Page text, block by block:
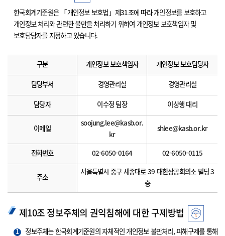
한국회계기준원은 「개인정보 보호법」제31조에 따라 개인정보를 보호하고
개인정보 처리와 관련한 불만을 처리하기 위하여 개인정보 보호책임자 및
보호담당자를 지정하고 있습니다.
구분 개인정보 보호책임자 개인정보 보호담당자
담당부서 경영관리실 경영관리실
담당자 이수정 팀장 이상행 대리
이메일
soojung.lee@kasb.or.
kr
shlee@kasb.or.kr
전화번호 02-6050-0164 02-6050-0115
주소
서울특별시 중구 세종대로 39 대한상공회의소 빌딩 3
층
제10조 정보주체의 권익침해에 대한 구제방법
1
정보주체는 한국회계기준원의 자체적인 개인정보 불만처리, 피해구제를 통해